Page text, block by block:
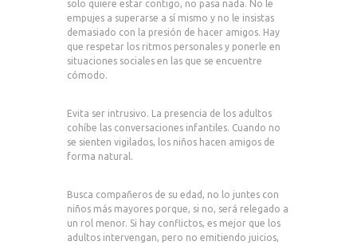
solo quiere estar contigo, no pasa nada. No le
empujes a superarse a sí mismo y no le insistas
demasiado con la presión de hacer amigos. Hay
que respetar los ritmos personales y ponerle en
situaciones sociales en las que se encuentre
cómodo.
Evita ser intrusivo. La presencia de los adultos
cohíbe las conversaciones infantiles. Cuando no
se sienten vigilados, los niños hacen amigos de
forma natural.
Busca compañeros de su edad, no lo juntes con
niños más mayores porque, si no, será relegado a
un rol menor. Si hay conflictos, es mejor que los
adultos intervengan, pero no emitiendo juicios,